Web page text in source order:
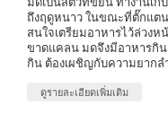
ถึงฤดูหนาว ในขณะที่ตั๊กแตน
สนใจเตรียมอาหารไว้ล่วง
ขาดแคลน มดจึงมีอาหารกิ
กิน ต้องเผชิญกับความยาก
ดูรายละเอียดเพิ่มเติม